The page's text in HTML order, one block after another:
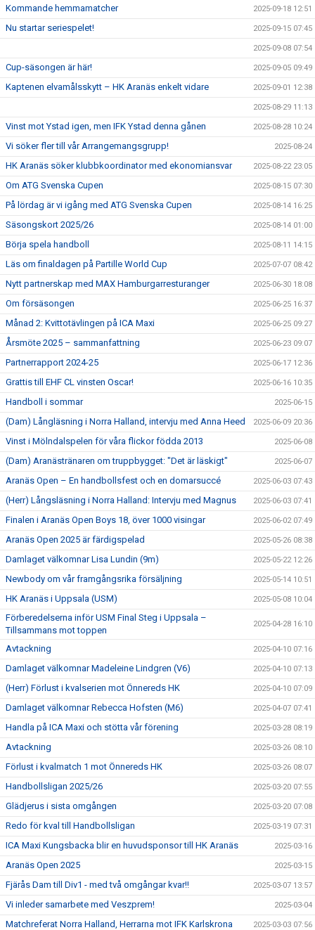
Kommande hemmamatcher 2025-09-18 12:51
Nu startar seriespelet! 2025-09-15 07:45
2025-09-08 07:54
Cup-säsongen är här! 2025-09-05 09:49
Kaptenen elvamålsskytt – HK Aranäs enkelt vidare 2025-09-01 12:38
2025-08-29 11:13
Vinst mot Ystad igen, men IFK Ystad denna gånen 2025-08-28 10:24
Vi söker fler till vår Arrangemangsgrupp! 2025-08-24
HK Aranäs söker klubbkoordinator med ekonomiansvar 2025-08-22 23:05
Om ATG Svenska Cupen 2025-08-15 07:30
På lördag är vi igång med ATG Svenska Cupen 2025-08-14 16:25
Säsongskort 2025/26 2025-08-14 01:00
Börja spela handboll 2025-08-11 14:15
Läs om finaldagen på Partille World Cup 2025-07-07 08:42
Nytt partnerskap med MAX Hamburgarresturanger 2025-06-30 18:08
Om försäsongen 2025-06-25 16:37
Månad 2: Kvittotävlingen på ICA Maxi 2025-06-25 09:27
Årsmöte 2025 – sammanfattning 2025-06-23 09:07
Partnerrapport 2024-25 2025-06-17 12:36
Grattis till EHF CL vinsten Oscar! 2025-06-16 10:35
Handboll i sommar 2025-06-15
(Dam) Långläsning i Norra Halland, intervju med Anna Heed 2025-06-09 20:36
Vinst i Mölndalspelen för våra flickor födda 2013 2025-06-08
(Dam) Aranästränaren om truppbygget: "Det är läskigt" 2025-06-07
Aranäs Open – En handbollsfest och en domarsuccé 2025-06-03 07:43
(Herr) Långsläsning i Norra Halland: Intervju med Magnus 2025-06-03 07:41
Finalen i Aranäs Open Boys 18, över 1000 visingar 2025-06-02 07:49
Aranäs Open 2025 är färdigspelad 2025-05-26 08:38
Damlaget välkomnar Lisa Lundin (9m) 2025-05-22 12:26
Newbody om vår framgångsrika försäljning 2025-05-14 10:51
HK Aranäs i Uppsala (USM) 2025-05-08 10:04
Förberedelserna inför USM Final Steg i Uppsala –
Tillsammans mot toppen
2025-04-28 16:10
Avtackning 2025-04-10 07:16
Damlaget välkomnar Madeleine Lindgren (V6) 2025-04-10 07:13
(Herr) Förlust i kvalserien mot Önnereds HK 2025-04-10 07:09
Damlaget välkomnar Rebecca Hofsten (M6) 2025-04-07 07:41
Handla på ICA Maxi och stötta vår förening 2025-03-28 08:19
Avtackning 2025-03-26 08:10
Förlust i kvalmatch 1 mot Önnereds HK 2025-03-26 08:07
Handbollsligan 2025/26 2025-03-20 07:55
Glädjerus i sista omgången 2025-03-20 07:08
Redo för kval till Handbollsligan 2025-03-19 07:31
ICA Maxi Kungsbacka blir en huvudsponsor till HK Aranäs 2025-03-16
Aranäs Open 2025 2025-03-15
Fjärås Dam till Div1 - med två omgångar kvar!! 2025-03-07 13:57
Vi inleder samarbete med Veszprem! 2025-03-04
Matchreferat Norra Halland, Herrarna mot IFK Karlskrona 2025-03-03 07:56